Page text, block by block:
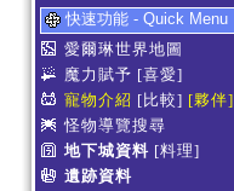
快速功能 - Quick Menu
愛爾琳世界地圖
魔力賦予 [喜愛]
寵物介紹 [比較] [夥伴]
怪物導覽搜尋
地下城資料 [料理]
遺跡資料